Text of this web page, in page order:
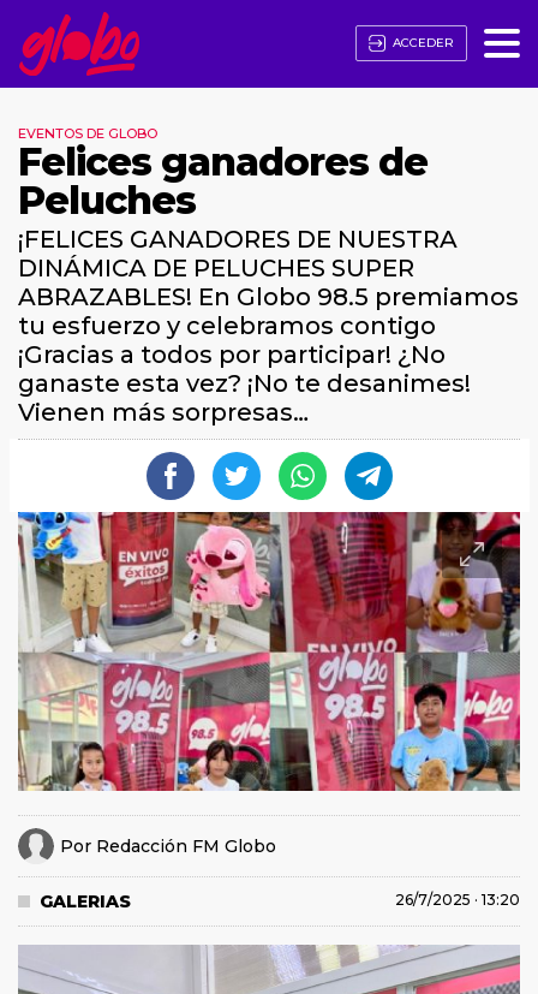
ACCEDER
EVENTOS DE GLOBO
Felices ganadores de
Peluches
¡FELICES GANADORES DE NUESTRA
DINÁMICA DE PELUCHES SUPER
ABRAZABLES! En Globo 98.5 premiamos
tu esfuerzo y celebramos contigo
¡Gracias a todos por participar! ¿No
ganaste esta vez? ¡No te desanimes!
Vienen más sorpresas…
GALERIAS
Por Redacción FM Globo
26/7/2025 · 13:20